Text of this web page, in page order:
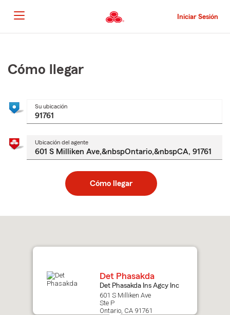
al
contenido
principal
Iniciar Sesión
principal
Cómo llegar
Su ubicación
Ubicación del agente
Cómo llegar
to
Det Phasakda
Det Phasakda Ins Agcy Inc
601 S Milliken Ave
Ste P
Ontario, CA 91761